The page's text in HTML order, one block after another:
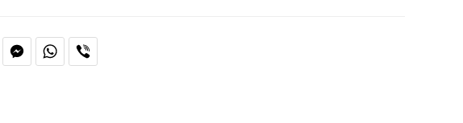
FacebookMessengerWhatsApp